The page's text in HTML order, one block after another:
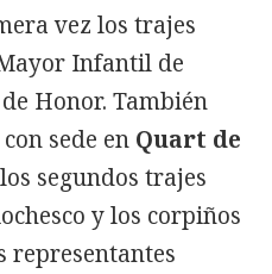
vez los trajes
Infantil de
Honor. También
con sede en Quart de
segundos trajes
y los corpiños
representantes